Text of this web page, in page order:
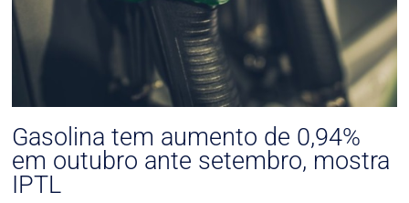
Gasolina tem aumento de 0,94%
em outubro ante setembro, mostra
IPTL